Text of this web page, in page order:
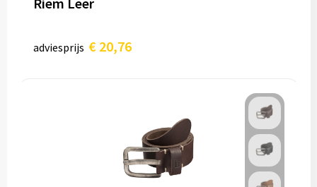
adviesprijs € 20,76